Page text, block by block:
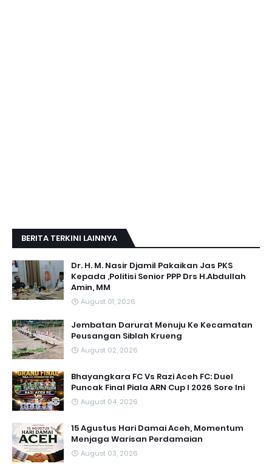
BERITA TERKINI LAINNYA
Dr. H. M. Nasir Djamil Pakaikan Jas PKS
Kepada ,Politisi Senior PPP Drs H.Abdullah
Amin, MM
August 01, 2026
Jembatan Darurat Menuju Ke Kecamatan
Peusangan Siblah Krueng
August 02, 2026
Bhayangkara FC Vs Razi Aceh FC: Duel
Puncak Final Piala ARN Cup I 2026 Sore Ini
August 04, 2026
15 Agustus Hari Damai Aceh, Momentum
Menjaga Warisan Perdamaian
August 03, 2026